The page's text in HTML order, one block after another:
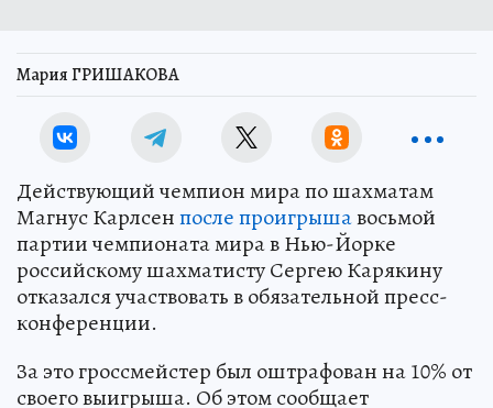
Мария ГРИШАКОВА
Действующий чемпион мира по шахматам
Магнус Карлсенпосле проигрышавосьмой
партии чемпионата мира в Нью-Йорке
российскому шахматисту Сергею Карякину
отказался участвовать в обязательной пресс-
конференции.
За это гроссмейстер был оштрафован на 10% от
своего выигрыша. Об этом сообщает